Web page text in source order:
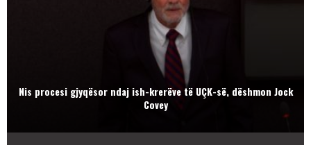
Nis procesi gjyqësor ndaj ish-krerëve të UÇK-së, dëshmon Jock
Covey